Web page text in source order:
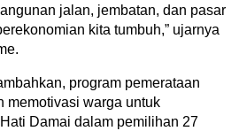
jalan, jembatan, dan pasar
kita tumbuh,” ujarnya
program pemerataan
memotivasi warga untuk
Damai dalam pemilihan 27